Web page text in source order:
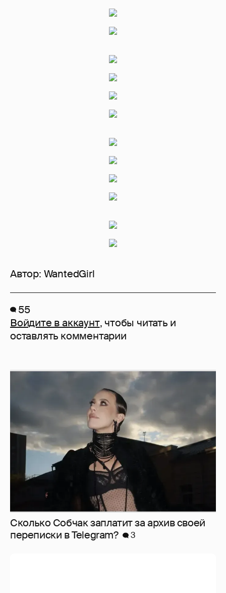
Автор: WantedGirl
55
Войдите в аккаунт, чтобы читать и
оставлять комментарии
Сколько Собчак заплатит за архив своей
перeписки в Telegram?
3